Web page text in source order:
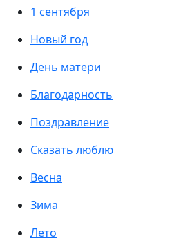
1 сентября
Новый год
День матери
Благодарность
Поздравление
Сказать люблю
Весна
Зима
Лето